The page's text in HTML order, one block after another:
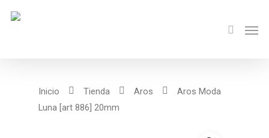
Inicio Tienda Aros
Aros Moda
Luna [art 886] 20mm